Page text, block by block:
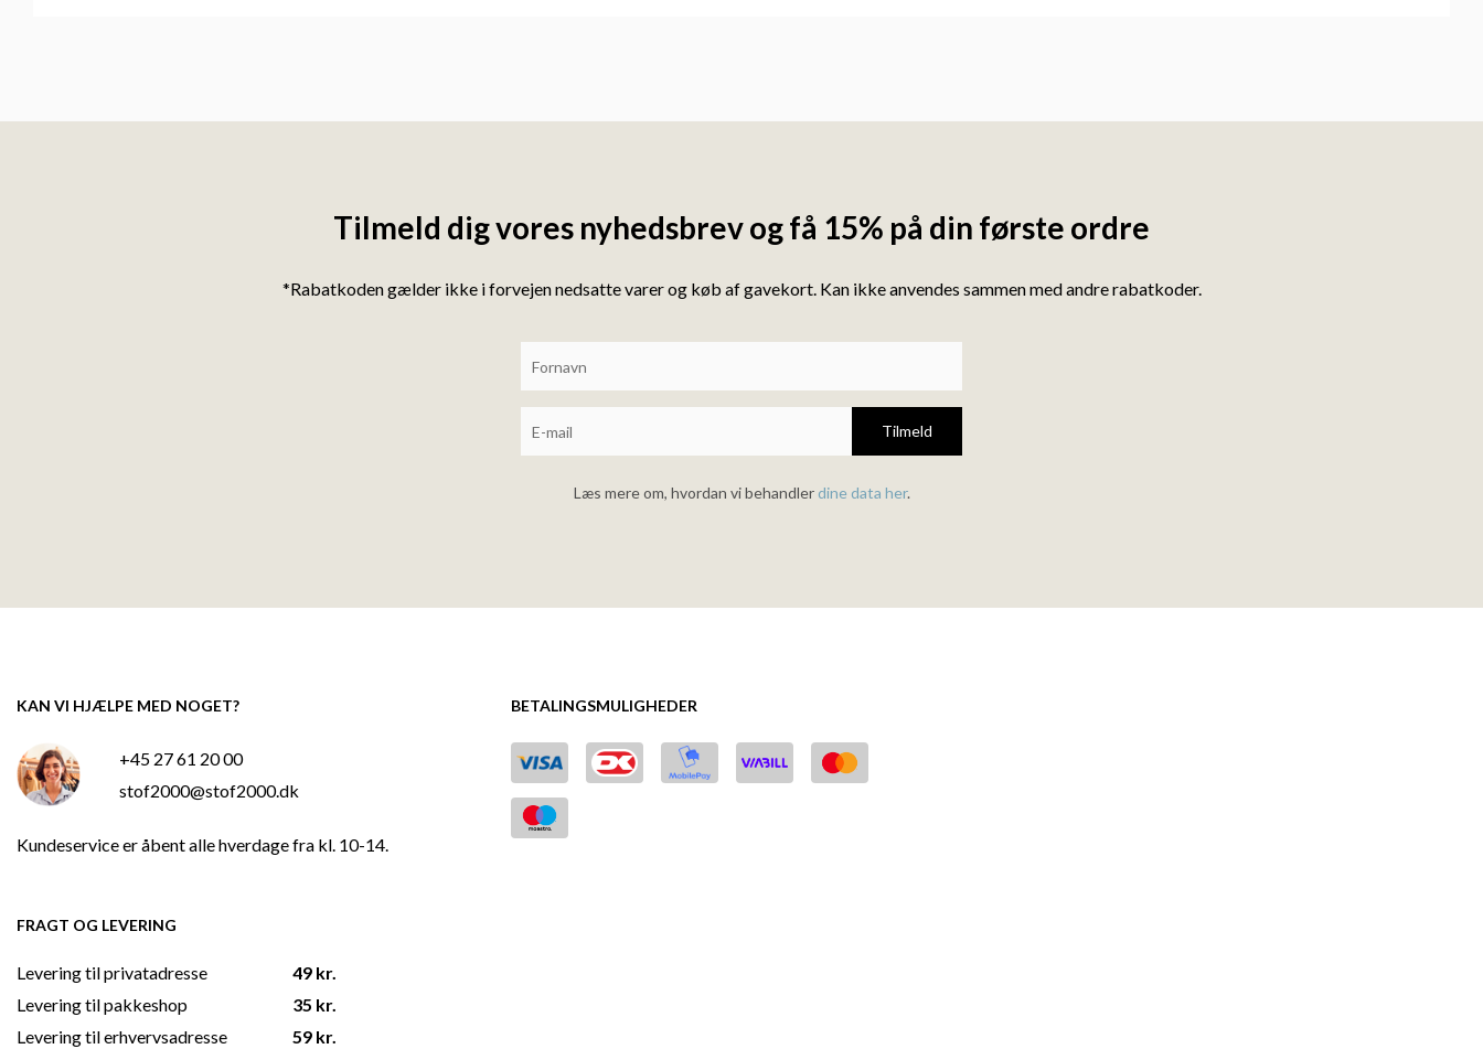
Tilmeld dig vores nyhedsbrev og få 15% på din første ordre
*Rabatkoden gælder ikke i forvejen nedsatte varer og køb af gavekort. Kan ikke anvendes sammen med andre rabatkoder.
Tilmeld
Læs mere om, hvordan vi behandlerdine data her.
KAN VI HJÆLPE MED NOGET?
+45 27 61 20 00
stof2000@stof2000.dk
Kundeservice er åbent alle hverdage fra kl. 10-14.
BETALINGSMULIGHEDER
FRAGT OG LEVERING
Levering til privatadresse
Levering til pakkeshop
Levering til erhvervsadresse
49 kr.
35 kr.
59 kr.